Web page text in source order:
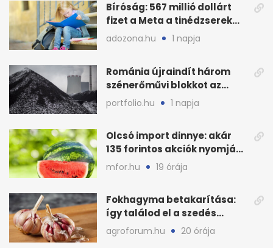
Bíróság: 567 millió dollárt
fizet a Meta a tinédzserek
védelmére
adozona.hu 1 napja
Románia újraindít három
szénerőművi blokkot az
áramellátás stabilizálására
portfolio.hu 1 napja
Olcsó import dinnye: akár
135 forintos akciók nyomják
le a piacot
mfor.hu 19 órája
Fokhagyma betakarítása:
így találod el a szedés
legjobb időpontját
agroforum.hu 20 órája